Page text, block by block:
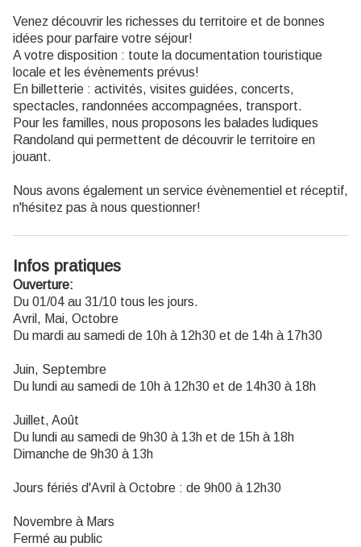
Venez découvrir les richesses du territoire et de bonnes
idées pour parfaire votre séjour!
A votre disposition : toute la documentation touristique
locale et les évènements prévus!
En billetterie : activités, visites guidées, concerts,
spectacles, randonnées accompagnées, transport.
Pour les familles, nous proposons les balades ludiques
Randoland qui permettent de découvrir le territoire en
jouant.
Nous avons également un service évènementiel et réceptif,
n'hésitez pas à nous questionner!
Infos pratiques
Ouverture:
Du 01/04 au 31/10 tous les jours.
Avril, Mai, Octobre
Du mardi au samedi de 10h à 12h30 et de 14h à 17h30
Juin, Septembre
Du lundi au samedi de 10h à 12h30 et de 14h30 à 18h
Juillet, Août
Du lundi au samedi de 9h30 à 13h et de 15h à 18h
Dimanche de 9h30 à 13h
Jours fériés d'Avril à Octobre : de 9h00 à 12h30
Novembre à Mars
Fermé au public